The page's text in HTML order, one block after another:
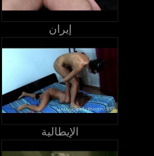
إيران
الإيطالية